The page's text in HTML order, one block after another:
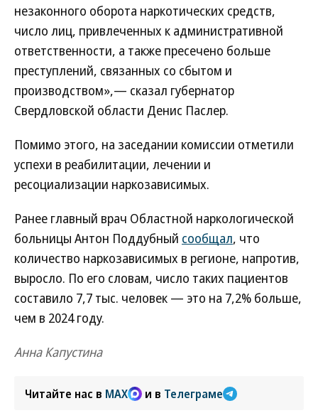
незаконного оборота наркотических средств,
число лиц, привлеченных к административной
ответственности, а также пресечено больше
преступлений, связанных со сбытом и
производством»,— сказал губернатор
Свердловской области Денис Паслер.
Помимо этого, на заседании комиссии отметили
успехи в реабилитации, лечении и
ресоциализации наркозависимых.
Ранее главный врач Областной наркологической
больницы Антон Поддубный сообщал, что
количество наркозависимых в регионе, напротив,
выросло. По его словам, число таких пациентов
составило 7,7 тыс. человек — это на 7,2% больше,
чем в 2024 году.
Анна Капустина
Читайте нас в MAX и в Телеграме